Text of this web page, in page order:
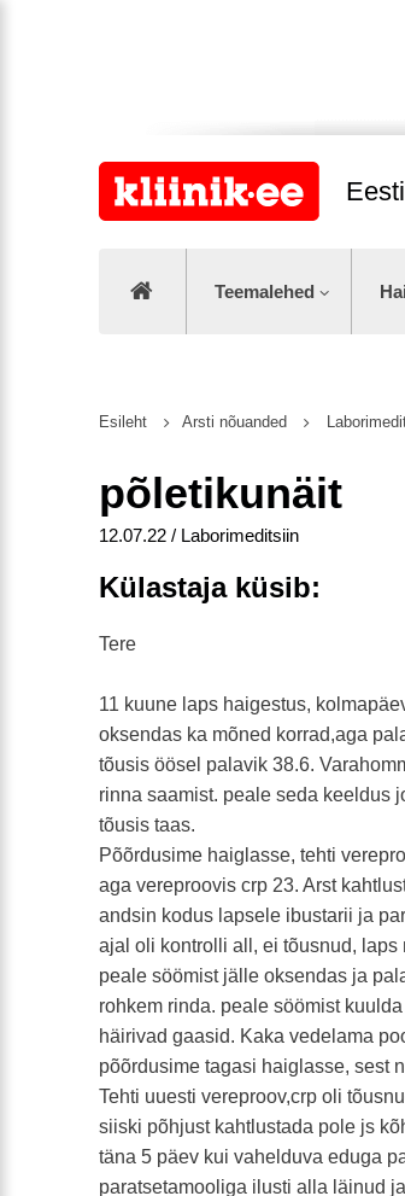
Teemalehed
Esileht Arsti nõuanded
põletikunäit
12.07.22 / Laborimeditsiin
Külastaja küsib:
Tere
11 kuune laps haigestus,
oksendas ka mõned korrad,aga
tõusis öösel palavik 38.6.
rinna saamist. peale seda keeldus
tõusis taas.
Põõrdusime haiglasse, tehti
aga vereproovis crp 23. Arst
andsin kodus lapsele ibustarii ja
ajal oli kontrolli all, ei tõusnud, laps
peale söömist jälle oksendas ja
rohkem rinda. peale söömist
häirivad gaasid. Kaka vedelama
põõrdusime tagasi haiglasse, sest
Tehti uuesti vereproov,crp oli
siiski põhjust kahtlustada pole js
täna 5 päev kui vahelduva eduga
paratsetamooliga ilusti alla läinud